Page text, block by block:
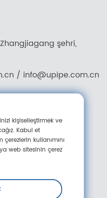
şehri,
/ info@upipe.com.cn
kişiselleştirmek ve
Kabul et
kullanımını
web sitesinin çerez